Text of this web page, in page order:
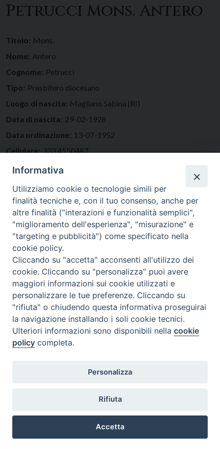
Petrucci Mons. Antero
Titolo: Mons.
Nome: Antero
Cognome: Petrucci
Tipo: Presbitero diocesano
Luogo di nascita: Magliano Sabina (RI)
Data di nascita: 29-02-1928
Data ordinazione: 13-07-1952
Cellulare: 333.4550487
Residenza: RSA Maria Immacolata, Piazza Roma, 5, 00017
Piazza Mario Dottori, 14
02047 Poggio Mirteto (Rieti)
diocesi@diocesisabina.it
Preferenze Cookie
Informativa
Utilizziamo cookie o tecnologie simili per
finalità tecniche e, con il tuo consenso, anche per
altre finalità ("interazioni e funzionalità semplici",
"miglioramento dell'esperienza", "misurazione" e
"targeting e pubblicità") come specificato nella
cookie policy.
Cliccando su "accetta" acconsenti all'utilizzo dei
cookie. Cliccando su "personalizza" puoi avere
maggiori informazioni sui cookie utilizzati e
personalizzare le tue preferenze. Cliccando su
"rifiuta" o chiudendo questa informativa proseguirai
la navigazione installando i soli cookie tecnici.
Ulteriori informazioni sono disponibili nellacookie
policy completa.
Personalizza
Rifiuta
Accetta